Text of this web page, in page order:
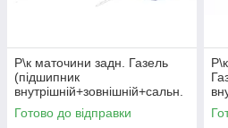
Р\к маточини задн. Газель
(пiдшипник
внутрiшнiй+зовнiшнiй+сальн.
+шплiнт) ("LIMEX") 3302-
3104800
Готово до відправки